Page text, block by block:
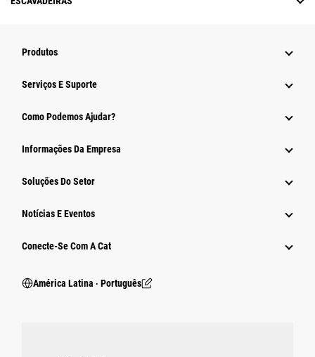
Produtos
Serviços E Suporte
Como Podemos Ajudar?
Informações Da Empresa
Soluções Do Setor
Notícias E Eventos
Conecte-Se Com A Cat
América Latina ‧ Português